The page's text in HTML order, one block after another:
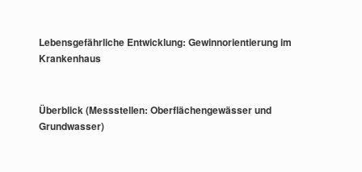
Lebensgefährliche Entwicklung: Gewinnorientierung im
Krankenhaus
Überblick (Messstellen: Oberflächengewässer und
Grundwasser)